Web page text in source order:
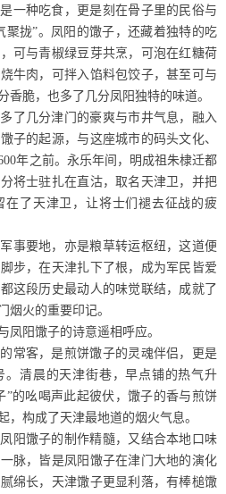
一种吃食，更是刻在骨子里的民俗与
聚拢”。凤阳的馓子，还藏着独特的吃
可与青椒绿豆芽共烹，可泡在红糖荷
牛肉，可拌入馅料包饺子，甚至可与
香脆，也多了几分凤阳独特的味道。
了几分津门的豪爽与市井气息，融入
子的起源，与这座城市的码头文化、
年之前。永乐年间，明成祖朱棣迁都
将士驻扎在直沽，取名天津卫，并把
在了天津卫，让将士们褪去征战的疲
事要地，亦是粮草转运枢纽，这道便
步，在天津扎下了根，成为军民皆爱
这段历史最动人的味觉联结，成就了
烟火的重要印记。
凤阳馓子的诗意遥相呼应。
常客，是煎饼馓子的灵魂伴侣，更是
。清晨的天津街巷，早点铺的热气升
”的吆喝声此起彼伏，馓子的香与煎饼
，构成了天津最地道的烟火气息。
阳馓子的制作精髓，又结合本地口味
脉，皆是凤阳馓子在津门大地的演化
绵长，天津馓子更显利落，有棒槌馓